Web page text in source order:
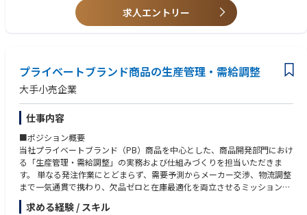
ーヤーを求めています
【部署紹介】
-業務概要-
国内外の石油・ガス（Oil & Gas）の探鉱・開発・生産、再生可能エネルギ
ー、水素・アンモニア等の新エネルギーをはじめとした新分野の事業化推
進において必要とされる各種設備、資機材、工事（含EPCプロジェク
ます。
・AI・デジタル技術等を活用した調達業務プロセス改革
・契約・調達システム（SAP MM、Coupa、Ariba等）、契約管理システム
・調達・サプライチェーン管理関連資格(CPP、CIPS、CPSM等)
・大規模プロジェクトでの調達経験
【英語力】
英語での会議・交渉時におけるビジネスコミュニケーション、英文による
契約書等の資料のレビュー・作成に不自由がないレベル。
求人エントリー
プライベートブランド商品の生産管理・需給調整
大手小売企業
仕事内容
■ポジション概要
当社プライベートブランド（PB）商品を中心とした、商品開発部門におけ
る「生産管理・需給調整」の実務および仕組みづくりを担当いただきま
す。 単なる発注作業にとどまらず、需要予測からメーカー交渉、物流調整
まで一気通貫で携わり、欠品ゼロと在庫最適化を両立させるミッションを
掲げています。
求める経験 / スキル